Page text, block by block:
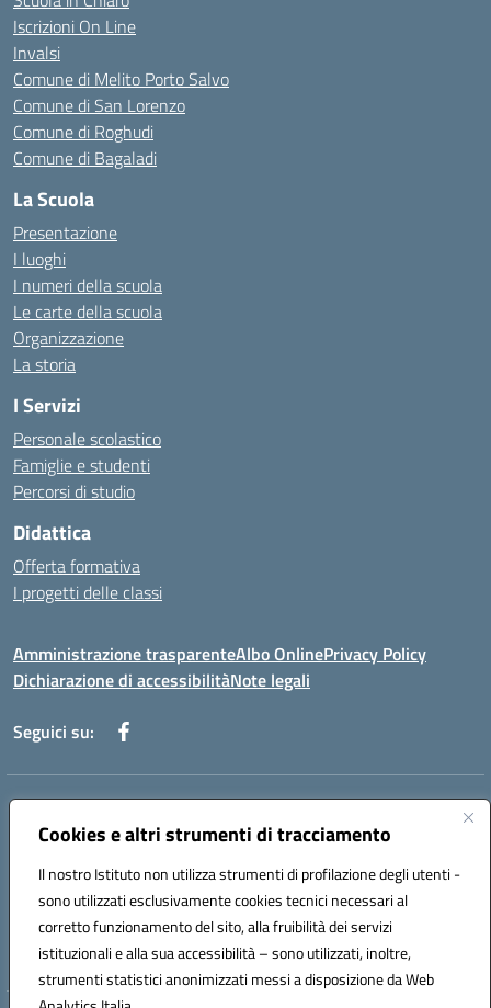
Cookies e altri strumenti di tracciamento
Il nostro Istituto non utilizza strumenti di profilazione degli utenti -
sono utilizzati esclusivamente cookies tecnici necessari al
corretto funzionamento del sito, alla fruibilità dei servizi
istituzionali e alla sua accessibilità – sono utilizzati, inoltre,
strumenti statistici anonimizzati messi a disposizione da Web
Iscrizioni On Line
Invalsi
Comune di Melito Porto Salvo
Comune di San Lorenzo
Comune di Roghudi
Comune di Bagaladi
La Scuola
Presentazione
I luoghi
I numeri della scuola
Le carte della scuola
Organizzazione
La storia
I Servizi
Personale scolastico
Famiglie e studenti
Percorsi di studio
Didattica
Offerta formativa
I progetti delle classi
Amministrazione trasparenteAlbo OnlinePrivacy Policy
Dichiarazione di accessibilitàNote legali
Seguici su:
Indirizzo:
Centralino:+39 0965 78 12 60 Email:rcic841003@istruzione.it
Codice fiscale: 92034530805
Codice meccanografico:
rcic841003
Codice Indice delle Pubbliche Amministrazioni (IPA): istsc_rcic841003